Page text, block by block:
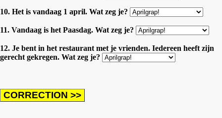
10. Het is vandaag 1 april. Wat zeg je?
11. Vandaag is het Paasdag. Wat zeg je?
12. Je bent in het restaurant met je vrienden. Iedereen heeft zijn
gerecht gekregen. Wat zeg je?